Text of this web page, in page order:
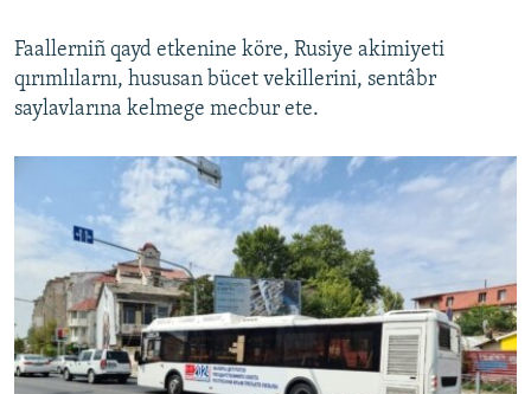
Faallerniñ qayd etkenine köre, Rusiye akimiyeti
qırımlılarnı, hususan bücet vekillerini, sentâbr
saylavlarına kelmege mecbur ete.